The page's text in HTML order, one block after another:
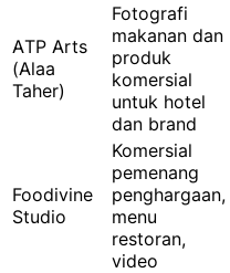
ATP Arts
(Alaa
Taher)
Fotografi
makanan dan
produk
komersial
untuk hotel
dan brand
Foodivine
Studio
Komersial
pemenang
penghargaan,
menu
restoran,
video